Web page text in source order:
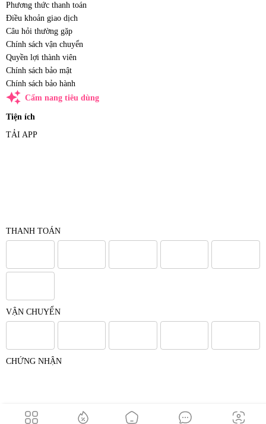
Phương thức thanh toán
Điều khoản giao dịch
Câu hỏi thường gặp
Chính sách vận chuyển
Quyền lợi thành viên
Chính sách bảo mật
Chính sách bảo hành
auto_awesome Cẩm nang tiêu dùng
Tiện ích
TẢI APP
THANH TOÁN
VẬN CHUYỂN
CHỨNG NHẬN
© 2017 - Bản quyền của Công Ty Cổ Phần Japana Việt Nam -